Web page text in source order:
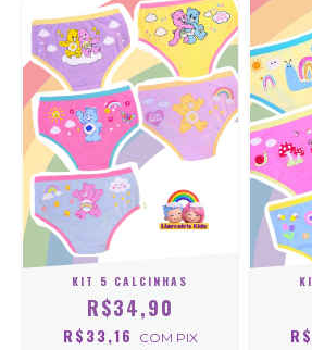
KIT 5 CALCINHAS
R$34,90
R$33,16 COM PIX